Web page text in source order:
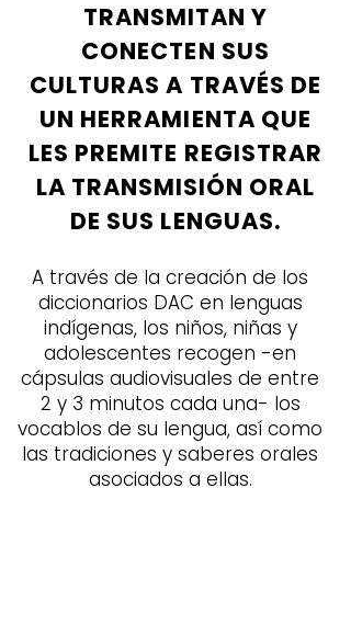
TRANSMITAN Y
CONECTEN SUS
CULTURAS A TRAVÉS DE
UN HERRAMIENTA QUE
LES PREMITE REGISTRAR
LA TRANSMISIÓN ORAL
DE SUS LENGUAS.
A través de la creación de los
diccionarios DAC en lenguas
indígenas, los niños, niñas y
adolescentes recogen -en
cápsulas audiovisuales de entre
2 y 3 minutos cada una- los
vocablos de su lengua, así como
las tradiciones y saberes orales
asociados a ellas.